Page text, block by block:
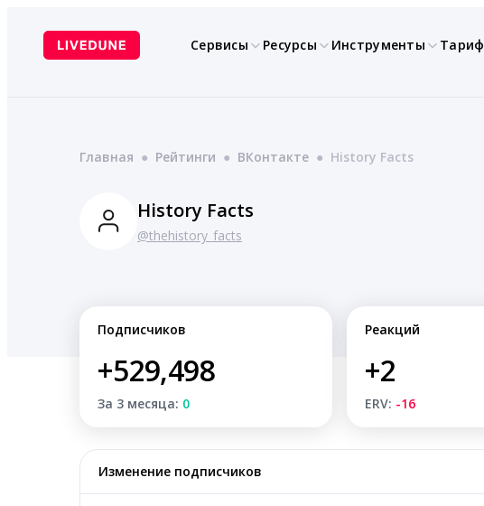
содержимому
Сервисы Ресурсы Инструменты
Главная ● Рейтинги ● ВКонтакте ● History Facts
History Facts
@thehistory_facts
Подписчиков
+529,498
За 3 месяца: 0
Реакций
+2
ERV: -16
Изменение подписчиков